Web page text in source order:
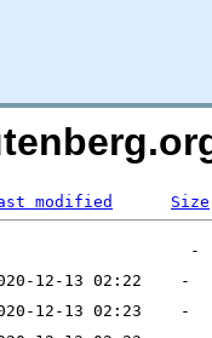
modified Size